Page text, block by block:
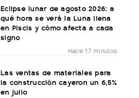
Eclipse lunar de agosto 2026: a
qué hora se verá la Luna llena
en Piscis y cómo afecta a cada
signo
Hace 17 minutos
Las ventas de materiales para
la construcción cayeron un 6,5%
en julio